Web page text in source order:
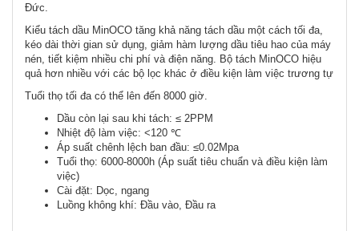
Đức.
Kiểu tách dầu MinOCO tăng khả năng tách dầu một cách tối đa,
kéo dài thời gian sử dụng, giảm hàm lượng dầu tiêu hao của máy
nén, tiết kiệm nhiều chi phí và điện năng. Bộ tách MinOCO hiệu
quả hơn nhiều với các bộ lọc khác ở điều kiện làm việc trương tự
Tuổi thọ tối đa có thể lên đến 8000 giờ.
Dầu còn lại sau khi tách: ≤ 2PPM
Nhiệt độ làm việc: <120 ℃
Áp suất chênh lệch ban đầu: ≤0.02Mpa
Tuổi thọ: 6000-8000h (Áp suất tiêu chuẩn và điều kiện làm
việc)
Cài đặt: Dọc, ngang
Luồng không khí: Đầu vào, Đầu ra